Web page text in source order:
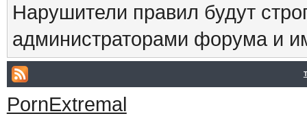
Нарушители правил будут
администраторами форума и
PornExtremal